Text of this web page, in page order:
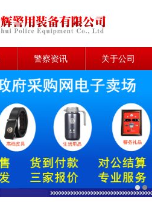
警察资讯 关于公司